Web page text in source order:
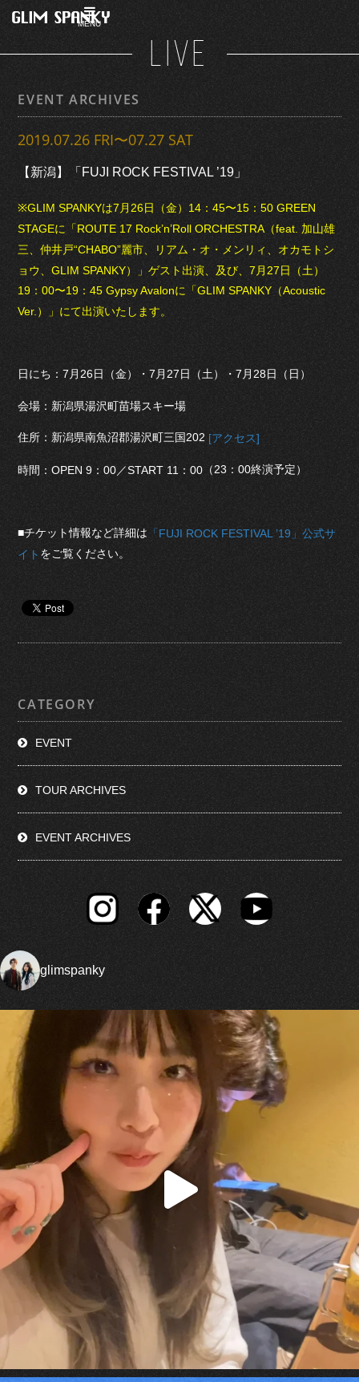
MENU
LIVE
EVENT ARCHIVES
2019.07.26 FRI〜07.27 SAT
【新潟】「FUJI ROCK FESTIVAL ’19」
※GLIM SPANKYは7月26日（金）14：45〜15：50 GREEN
STAGEに「ROUTE 17 Rock’n’Roll ORCHESTRA（feat. 加山雄
三、仲井戸“CHABO”麗市、リアム・オ・メンリィ、オカモトシ
ョウ、GLIM SPANKY）」ゲスト出演、及び、7月27日（土）
19：00〜19：45 Gypsy Avalonに「GLIM SPANKY（Acoustic
Ver.）」にて出演いたします。
日にち：7月26日（金）・7月27日（土）・7月28日（日）
会場：新潟県湯沢町苗場スキー場
住所：新潟県南魚沼郡湯沢町三国202 [アクセス]
時間：OPEN 9：00／START 11：00 （23：00終演予定）
■チケット情報など詳細は 「FUJI ROCK FESTIVAL ’19」公式サ
イト をご覧ください。
CATEGORY
EVENT
TOUR ARCHIVES
EVENT ARCHIVES
glimspanky